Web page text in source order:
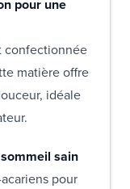
pour une
confectionnée
matière offre
idéale
sain
pour